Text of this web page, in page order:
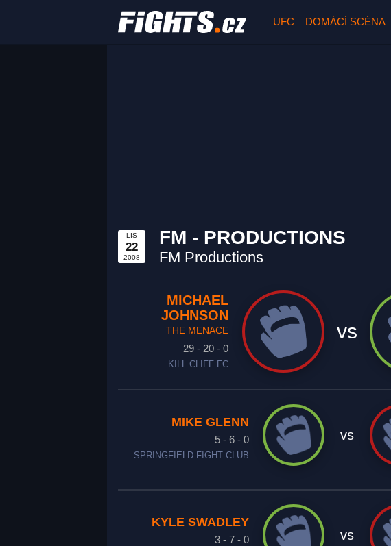
UFC DOMÁCÍ SCÉNA
LIS
22
2008
FM - PRODUCTIONS
FM Productions
MICHAEL
JOHNSON
THE MENACE
29 - 20 - 0
KILL CLIFF FC
vs
MIKE GLENN
5 - 6 - 0
SPRINGFIELD FIGHT CLUB
vs
KYLE SWADLEY
3 - 7 - 0 vs